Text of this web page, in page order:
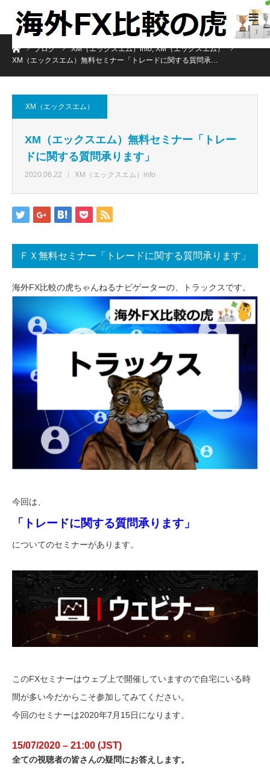
ホームブログ XM（エックスエム）info, XM（エックスエム）
XM（エックスエム）無料セミナー「トレードに関する質問承…
XM（エックスエム）
XM（エックスエム）無料セミナー「トレー
ドに関する質問承ります」
2020.06.22 XM（エックスエム）info
ＦＸ無料セミナー「トレードに関する質問承ります」
海外FX比較の虎ちゃんねるナビゲーターの、トラックスです。
今回は、
「トレードに関する質問承ります」
についてのセミナーがあります。
このFXセミナーはウェブ上で開催していますので自宅にいる時
間が多い今だからこそ参加してみてください。
今回のセミナーは2020年7月15日になります。
15/07/2020 – 21:00 (JST)
全ての視聴者の皆さんの疑問にお答えします。